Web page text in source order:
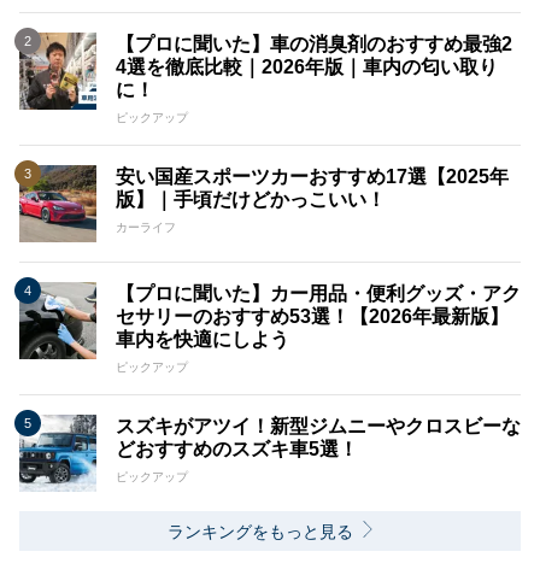
【プロに聞いた】車の消臭剤のおすすめ最強2
4選を徹底比較｜2026年版｜車内の匂い取り
に！
ピックアップ
安い国産スポーツカーおすすめ17選【2025年
版】｜手頃だけどかっこいい！
カーライフ
【プロに聞いた】カー用品・便利グッズ・アク
セサリーのおすすめ53選！【2026年最新版】
車内を快適にしよう
ピックアップ
スズキがアツイ！新型ジムニーやクロスビーな
どおすすめのスズキ車5選！
ピックアップ
ランキングをもっと見る